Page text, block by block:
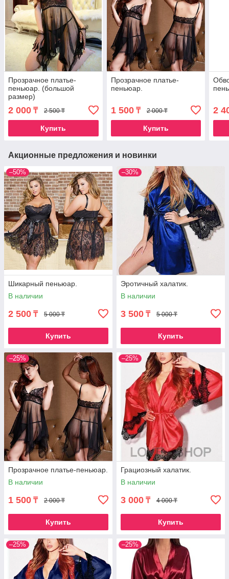
Прозрачное платье-
пеньюар. (большой
размер)
2 000 ₸ 2 500 ₸
Купить
Прозрачное платье-
пеньюар.
1 500₸ 2 000 ₸
Купить
2
Акционные предложения и новинки
–50%
Шикарный пеньюар.
В наличии
2 500 ₸ 5 000 ₸
Купить
–30%
Эротичный халатик.
В наличии
3 500 ₸ 5 000 ₸
Купить
–25%
Прозрачное платье-пеньюар.
В наличии
1 500 ₸ 2 000 ₸
Купить
–25%
Грациозный халатик.
В наличии
3 000 ₸ 4 000 ₸
Купить
–25% –25%